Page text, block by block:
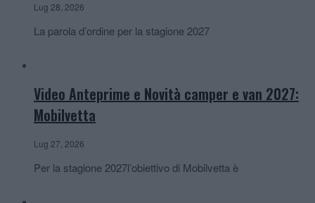
Lug 28, 2026
La parola d’ordine per la stagione 2027
Video Anteprime e Novità camper e van 2027:
Mobilvetta
Lug 27, 2026
Per la stagione 2027l’obiettivo di Mobilvetta è